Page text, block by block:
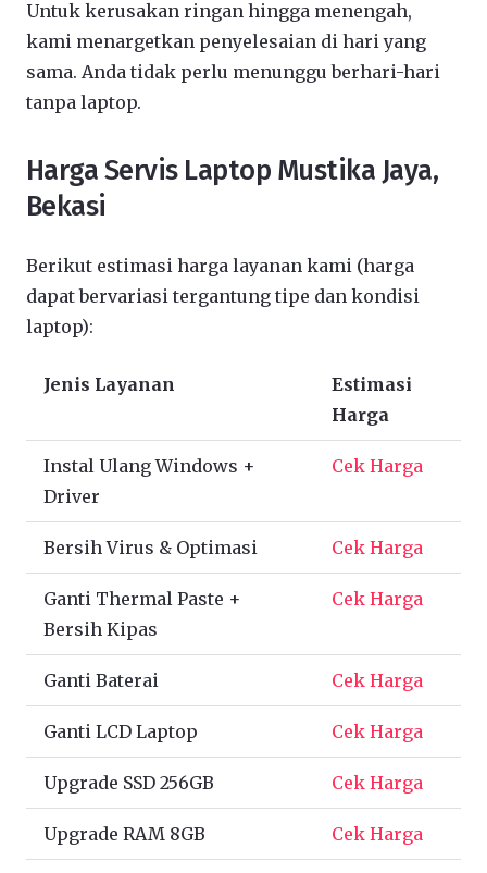
Untuk kerusakan ringan hingga menengah,
kami menargetkan penyelesaian di hari yang
sama. Anda tidak perlu menunggu berhari-hari
tanpa laptop.
Harga Servis Laptop Mustika Jaya,
Bekasi
Berikut estimasi harga layanan kami (harga
dapat bervariasi tergantung tipe dan kondisi
laptop):
Jenis Layanan
Estimasi
Harga
Instal Ulang Windows +
Driver
Cek Harga
Bersih Virus & Optimasi Cek Harga
Ganti Thermal Paste +
Bersih Kipas
Cek Harga
Ganti Baterai Cek Harga
Ganti LCD Laptop Cek Harga
Upgrade SSD 256GB Cek Harga
Upgrade RAM 8GB Cek Harga